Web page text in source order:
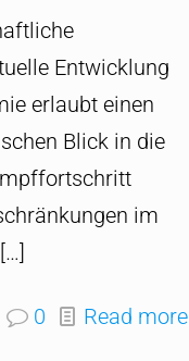
Entwicklung
erlaubt einen
Blick in die
im
[…]
0 Read more